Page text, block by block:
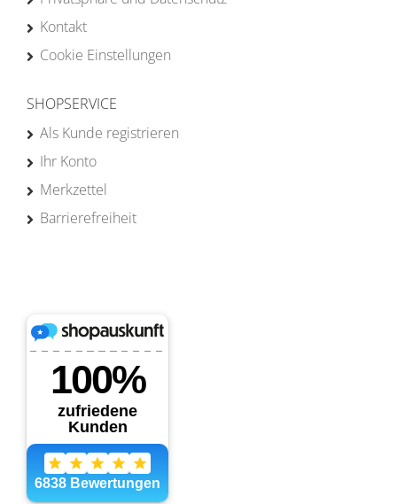
Kontakt
Cookie Einstellungen
SHOPSERVICE
Als Kunde registrieren
Ihr Konto
Merkzettel
Barrierefreiheit